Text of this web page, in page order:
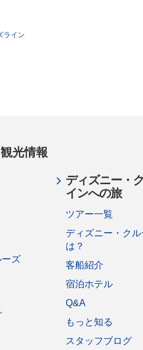
ライン
光情報
ーズ
ディズニー・
インへの旅
ツアー一覧
ディズニー・ク
は？
客船紹介
宿泊ホテル
Q&A
もっと知る
スタッフブログ